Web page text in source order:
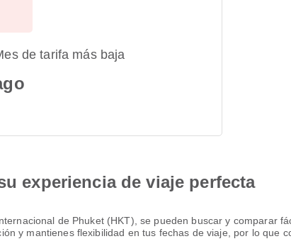
de tarifa más baja
experiencia de viaje perfecta
de Phuket (HKT), se pueden buscar y comparar
y mantienes flexibilidad en tus fechas de viaje, por lo que